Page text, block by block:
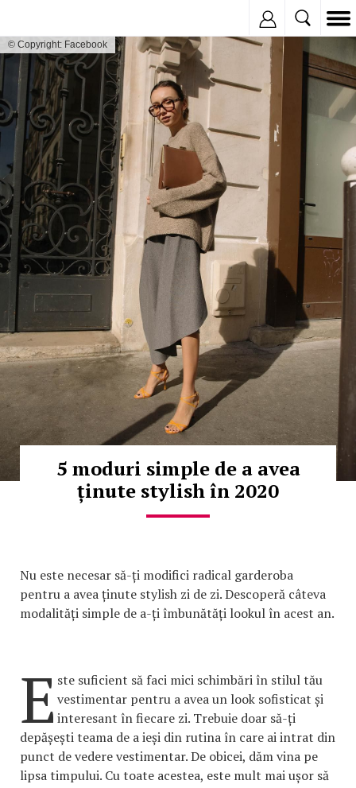
© Copyright: Facebook
5 moduri simple de a avea
ținute stylish în 2020
Nu este necesar să-ți modifici radical garderoba
pentru a avea ținute stylish zi de zi. Descoperă câteva
modalități simple de a-ți îmbunătăți lookul în acest an.
E ste suficient să faci mici schimbări în stilul tău
vestimentar pentru a avea un look sofisticat și
interesant în fiecare zi. Trebuie doar să-ți
depășești teama de a ieși din rutina în care ai intrat din
punct de vedere vestimentar. De obicei, dăm vina pe
lipsa timpului. Cu toate acestea, este mult mai ușor să